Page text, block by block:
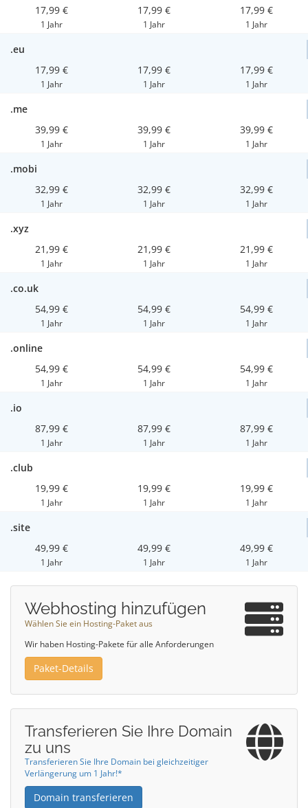
17,99 €
1 Jahr
17,99 €
1 Jahr
17,99 €
1 Jahr
.eu
17,99 €
1 Jahr
17,99 €
1 Jahr
17,99 €
1 Jahr
.me
39,99 €
1 Jahr
39,99 €
1 Jahr
39,99 €
1 Jahr
.mobi
32,99 €
1 Jahr
32,99 €
1 Jahr
32,99 €
1 Jahr
.xyz
21,99 €
1 Jahr
21,99 €
1 Jahr
21,99 €
1 Jahr
.co.uk
54,99 €
1 Jahr
54,99 €
1 Jahr
54,99 €
1 Jahr
.online
54,99 €
1 Jahr
54,99 €
1 Jahr
54,99 €
1 Jahr
.io
87,99 €
1 Jahr
87,99 €
1 Jahr
87,99 €
1 Jahr
.club
19,99 €
1 Jahr
19,99 €
1 Jahr
19,99 €
1 Jahr
.site
49,99 €
1 Jahr
49,99 €
1 Jahr
49,99 €
1 Jahr
Webhosting hinzufügen
Wählen Sie ein Hosting-Paket aus
Wir haben Hosting-Pakete für alle Anforderungen
Paket-Details
Transferieren Sie Ihre Domain
zu uns
Transferieren Sie Ihre Domain bei gleichzeitiger
Verlängerung um 1 Jahr!*
Domain transferieren